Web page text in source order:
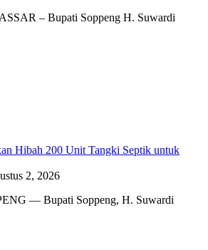
– Bupati Soppeng H. Suwardi
Hibah 200 Unit Tangki Septik untuk
2, 2026
— Bupati Soppeng, H. Suwardi